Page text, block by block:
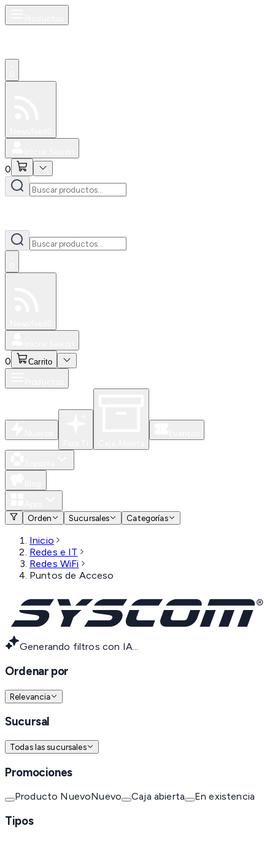
0
0 Carrito
Orden
Sucursales Categorías
Inicio
Redes e IT
Redes WiFi
Puntos de Acceso
Generando filtros con IA...
Ordenar por
Relevancia
Sucursal
Todas las sucursales
Promociones
Producto NuevoNuevo Caja abierta En existencia
Tipos